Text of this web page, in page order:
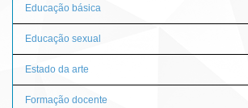
Educação básica
Educação sexual
Estado da arte
Formação docente